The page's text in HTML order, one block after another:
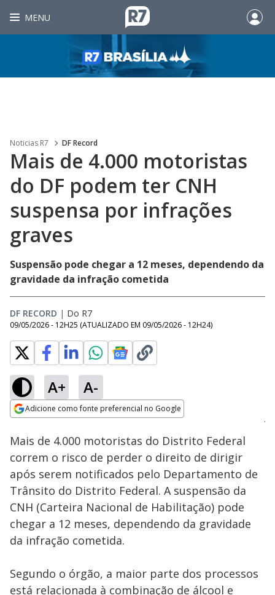
MENU
Noticias R7 DF Record
Mais de 4.000 motoristas
do DF podem ter CNH
suspensa por infrações
graves
Suspensão pode chegar a 12 meses, dependendo da
gravidade da infração cometida
DF RECORD | Do R7
09/05/2026 - 12H25 (ATUALIZADO EM 09/05/2026 - 12H24)
A+ A-
Adicione como fonte preferencial no Google
Ativar
100.00%
Mais de 4.000 motoristas do Distrito Federal
correm o risco de perder o direito de dirigir
após serem notificados pelo Departamento de
Trânsito do Distrito Federal. A suspensão da
CNH (Carteira Nacional de Habilitação) pode
chegar a 12 meses, dependendo da gravidade
da infração cometida.
Segundo o órgão, a maior parte dos processos
está relacionada à combinação de álcool e